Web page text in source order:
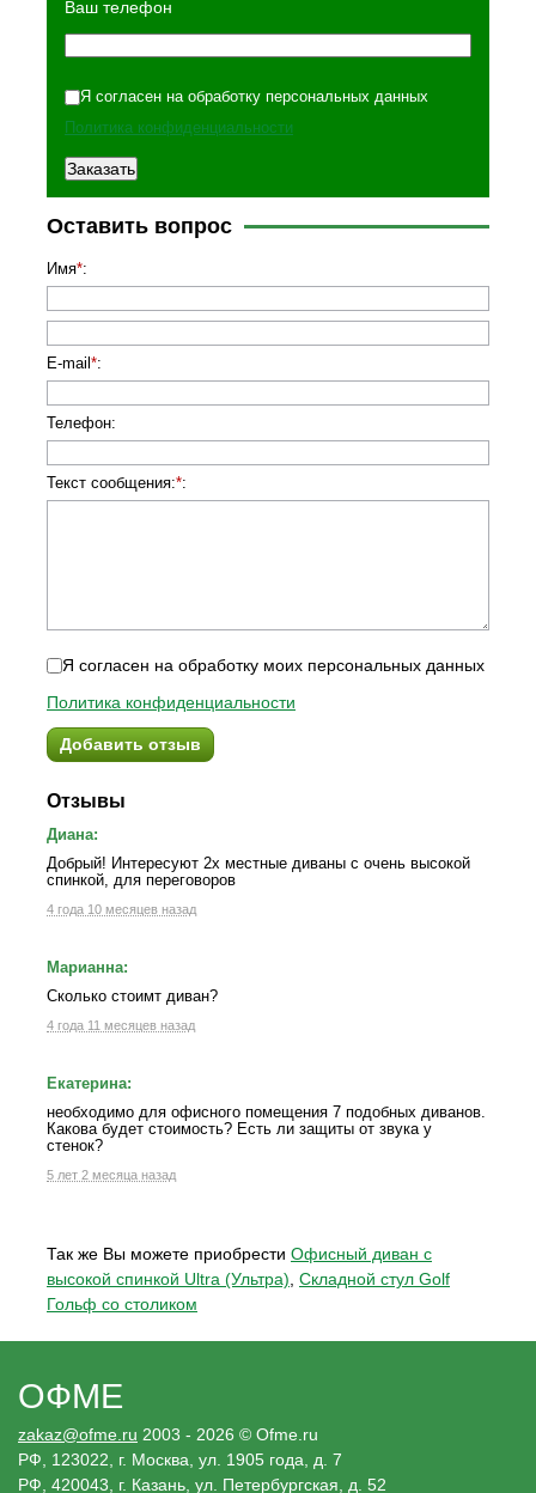
Ваш телефон
Я согласен на обработку персональных данных
Политика конфиденциальности
Оставить вопрос
Имя*:
E-mail *:
Телефон:
Текст сообщения:*:
Я согласен на обработку моих персональных данных
Политика конфиденциальности
Добавить отзыв
Отзывы
Диана:
Добрый! Интересуют 2х местные диваны с очень высокой
спинкой, для переговоров
4 года 10 месяцев назад
Марианна:
Сколько стоимт диван?
4 года 11 месяцев назад
Екатерина:
необходимо для офисного помещения 7 подобных диванов.
Какова будет стоимость? Есть ли защиты от звука у
стенок?
5 лет 2 месяца назад
Так же Вы можете приобрести Офисный диван с
высокой спинкой Ultra (Ультра), Складной стул Golf
Гольф со столиком
ОФМЕ
zakaz@ofme.ru 2003 - 2026 © Ofme.ru
РФ, 123022, г. Москва, ул. 1905 года, д. 7
РФ, 420043, г. Казань, ул. Петербургская, д. 52